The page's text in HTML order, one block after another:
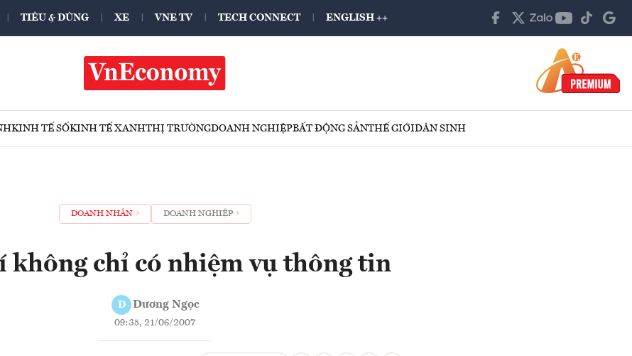
TIÊU & DÙNG XE VNE TV TECH CONNECT ENGLISH ++
KINH TẾ SỐKINH TẾ XANHTHỊ TRƯỜNGDOANH NGHIỆPBẤT ĐỘNG SẢNTHẾ GIỚIDÂN SINH
DOANH NHÂN DOANH NGHIỆP
không chỉ có nhiệm vụ thông tin
D Dương Ngọc
09:35, 21/06/2007